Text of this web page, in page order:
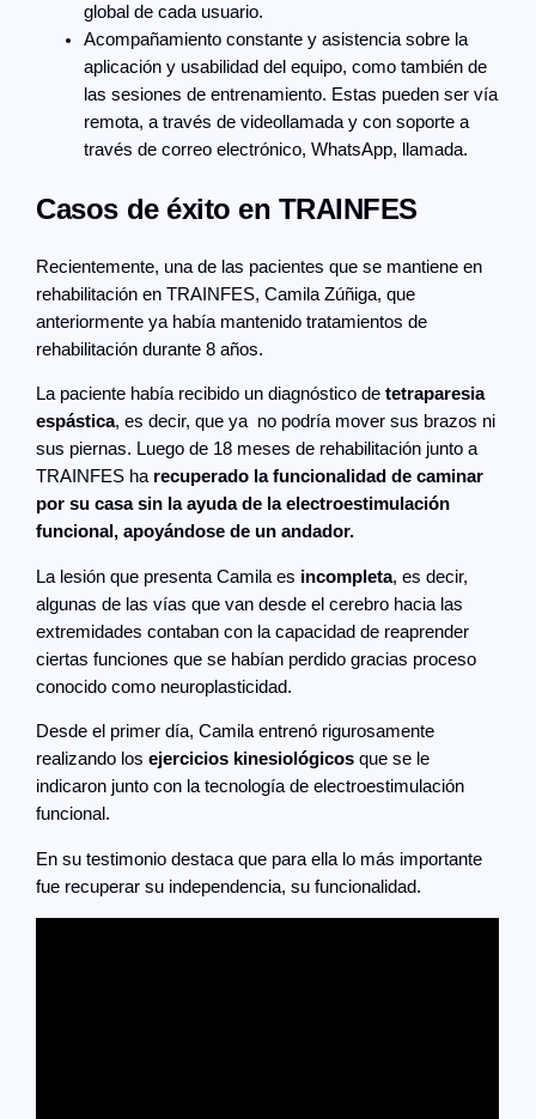
global de cada usuario.
Acompañamiento constante y asistencia sobre la
aplicación y usabilidad del equipo, como también de
las sesiones de entrenamiento. Estas pueden ser vía
remota, a través de videollamada y con soporte a
través de correo electrónico, WhatsApp, llamada.
Casos de éxito en TRAINFES
Recientemente, una de las pacientes que se mantiene en
rehabilitación en TRAINFES, Camila Zúñiga, que
anteriormente ya había mantenido tratamientos de
rehabilitación durante 8 años.
La paciente había recibido un diagnóstico detetraparesia
espástica, es decir, que ya no podría mover sus brazos ni
sus piernas. Luego de 18 meses de rehabilitación junto a
TRAINFES ha recuperado la funcionalidad de caminar
por su casa sin la ayuda de la electroestimulación
funcional, apoyándose de un andador.
La lesión que presenta Camila es incompleta, es decir,
algunas de las vías que van desde el cerebro hacia las
extremidades contaban con la capacidad de reaprender
ciertas funciones que se habían perdido gracias proceso
conocido como neuroplasticidad.
Desde el primer día, Camila entrenó rigurosamente
realizando losejercicios kinesiológicos que se le
indicaron junto con la tecnología de electroestimulación
funcional.
En su testimonio destaca que para ella lo más importante
fue recuperar su independencia, su funcionalidad.